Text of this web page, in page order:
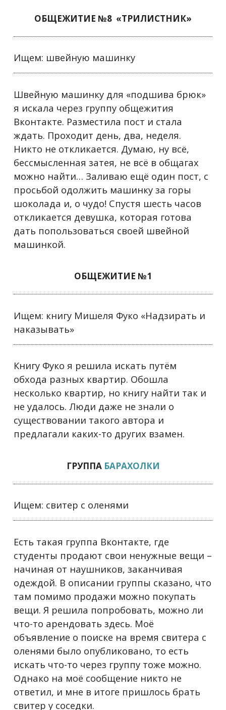
ОБЩЕЖИТИЕ №8 «ТРИЛИСТНИК»
Ищем: швейную машинку
Швейную машинку для «подшива брюк»
я искала через группу общежития
Вконтакте. Разместила пост и стала
ждать. Проходит день, два, неделя.
Никто не откликается. Думаю, ну всё,
бессмысленная затея, не всё в общагах
можно найти… Заливаю ещё один пост, с
просьбой одолжить машинку за горы
шоколада и, о чудо! Спустя шесть часов
откликается девушка, которая готова
дать попользоваться своей швейной
машинкой.
ОБЩЕЖИТИЕ №1
Ищем: книгу Мишеля Фуко «Надзирать и
наказывать»
Книгу Фуко я решила искать путём
обхода разных квартир. Обошла
несколько квартир, но книгу найти так и
не удалось. Люди даже не знали о
существовании такого автора и
предлагали каких-то других взамен.
ГРУППА БАРАХОЛКИ
Ищем: свитер с оленями
Есть такая группа Вконтакте, где
студенты продают свои ненужные вещи –
начиная от наушников, заканчивая
одеждой. В описании группы сказано, что
там помимо продажи можно покупать
вещи. Я решила попробовать, можно ли
что-то арендовать здесь. Моё
объявление о поиске на время свитера с
оленями было опубликовано, то есть
искать что-то через группу тоже можно.
Однако на моё сообщение никто не
ответил, и мне в итоге пришлось брать
свитер у соседки.